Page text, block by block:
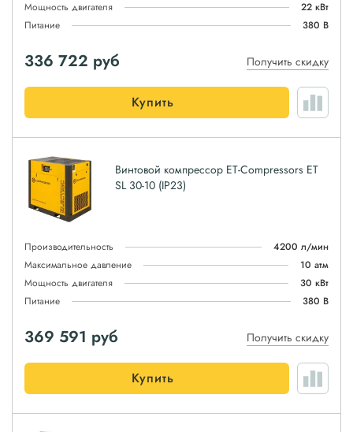
Мощность двигателя
22 кВт
Питание
380 В
336 722 руб Получить скидку
Купить
Винтовой компрессор ET-Compressors ET
SL 30-10 (IP23)
Производительность
4200 л/мин
Максимальное давление
10 атм
Мощность двигателя
30 кВт
Питание
380 В
369 591 руб Получить скидку
Купить